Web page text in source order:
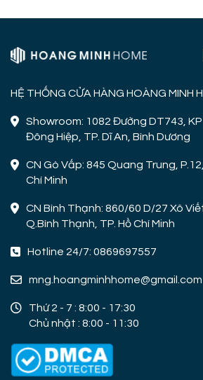
lỗi lắp đặt khiến quạt bị giảm
quạt
HỆ THỐNG CỬA HÀNG HOÀNG MINH
Showroom: 1082 Đường DT743, KP
Đông Hiệp, TP. Dĩ An, Bình Dương
CN Gò Vấp: 845 Quang Trung,
Chí Minh
CN Bình Thạnh: 860/60 D/27 Xô
Q.Bình Thạnh, TP. Hồ Chí Minh
Hotline 24/7: 0869697557
mng.hoangminhhome@gmail.com
Thứ 2 - 7 : 8:00 - 17:30
Chủ nhật : 8:00 - 11:30